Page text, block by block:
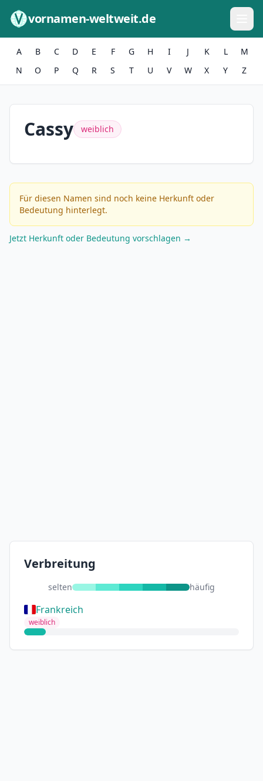
vornamen-weltweit.de
A B C D E F G H I J K L
M
N
O P Q R S T U V W X Y Z
Cassy weiblich
Für diesen Namen sind noch keine Herkunft oder
Bedeutung hinterlegt.
Jetzt Herkunft oder Bedeutung vorschlagen →
Verbreitung
selten häufig
Frankreich
weiblich